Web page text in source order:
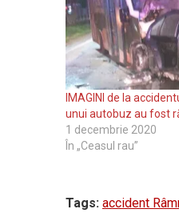
IMAGINI de la
unui autobuz au fost
1 decembrie 2020
În „Ceasul rau”
Tags: accident